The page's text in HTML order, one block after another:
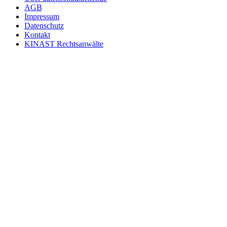
AGB
Impressum
Datenschutz
Kontakt
KINAST Rechtsanwälte